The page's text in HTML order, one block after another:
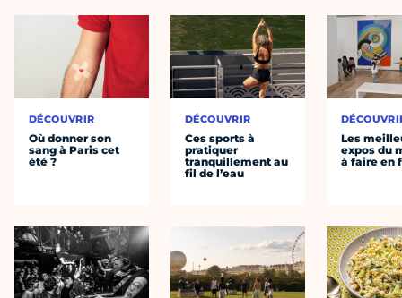
DÉCOUVRIR
Où donner son
sang à Paris cet
été ?
DÉCOUVRIR
Ces sports à
pratiquer
tranquillement au
fil de l’eau
Les
expos du
à faire en